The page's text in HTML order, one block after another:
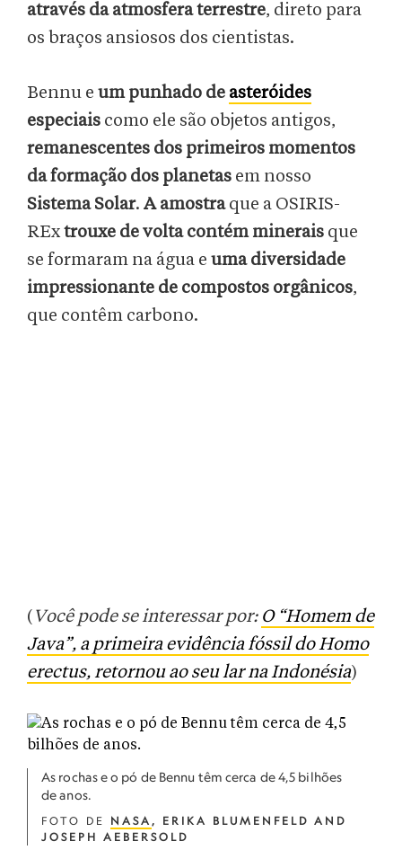
através da atmosfera terrestre, direto para
os braços ansiosos dos cientistas.
Bennu e um punhado de asteróides
especiais como ele são objetos antigos,
remanescentes dos primeiros momentos
da formação dos planetas em nosso
Sistema Solar. A amostraque a OSIRIS-
RExtrouxe de volta contém minerais que
se formaram na água e uma diversidade
impressionante de compostos orgânicos,
que contêm carbono.
( Você pode se interessar por: O “Homem de
Java”, a primeira evidência fóssil do Homo
erectus, retornou ao seu lar na Indonésia)
As rochas e o pó de Bennu têm cerca de 4,5 bilhões
de anos.
FOTO DE NASA , ERIKA BLUMENFELD AND
JOSEPH AEBERSOLD